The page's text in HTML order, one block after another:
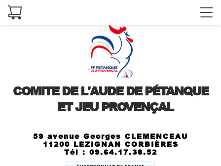
COMITE DE L'AUDE DE PÉTANQUE
ET JEU PROVENÇAL
59 avenue Georges CLEMENCEAU
11200 LEZIGNAN CORBIÈRES
Tél : 09.64.17.38.52